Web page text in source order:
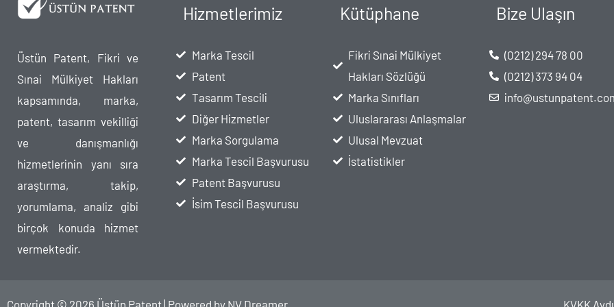
Üstün Patent, Fikri ve
Sınai Mülkiyet Hakları
kapsamında, marka,
patent, tasarım vekilliği
ve danışmanlığı
hizmetlerinin yanı sıra
araştırma, takip,
yorumlama, analiz gibi
birçok konuda hizmet
vermektedir.
Hizmetlerimiz
Marka Tescil
Patent
Tasarım Tescili
Diğer Hizmetler
Marka Sorgulama
Marka Tescil Başvurusu
Patent Başvurusu
İsim Tescil Başvurusu
Kütüphane
Fikri Sınai Mülkiyet
Hakları Sözlüğü
Marka Sınıfları
Uluslararası Anlaşmalar
Ulusal Mevzuat
İstatistikler
Bize Ulaşın
(0212) 294 78 00
(0212) 373 94 04